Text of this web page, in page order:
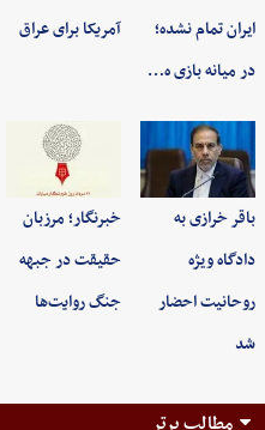
ایران تمام نشده؛
در میانه بازی ه…
آمریکا برای عراق
باقر خرازی به
دادگاه ویژه
روحانیت احضار
شد
خبرنگار؛ مرزبان
حقیقت در جبهه
جنگ روایت‌ها
مطالب برتر